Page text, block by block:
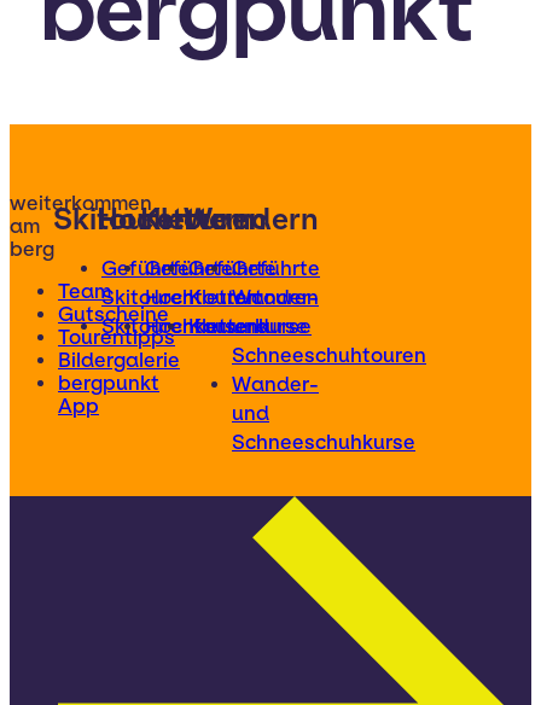
weiterkommen
am
berg
Team
Gutscheine
Tourentipps
Bildergalerie
bergpunkt
App
Skitouren
Geführte
Skitouren
Skitourenkurse
Hochtouren
Geführte
Hochtouren
Hochtourenkurse
Klettern
Geführte
Klettertouren
Kletterkurse
Wandern
Geführte
Wander-
und
Schneeschuhtouren
Wander-
und
Schneeschuhkurse